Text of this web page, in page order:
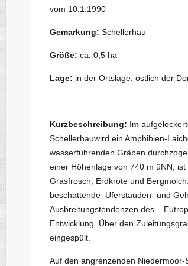
vom 10.1.1990
Gemarkung: Schellerhau
Größe: ca. 0,5 ha
Lage: in der Ortslage, östlich der
Kurzbeschreibung: Im
Schellerhauwird ein Amphibien-
wasserführenden Gräben
einer Höhenlage von 740 m üNN,
Grasfrosch, Erdkröte und
beschattende Uferstauden- und
Ausbreitungstendenzen des –
Entwicklung. Über den
eingespült.
Auf den angrenzenden